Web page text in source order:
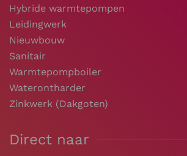
Hybride warmtepompen
Leidingwerk
Nieuwbouw
Sanitair
Warmtepompboiler
Waterontharder
Zinkwerk (Dakgoten)
Direct naar